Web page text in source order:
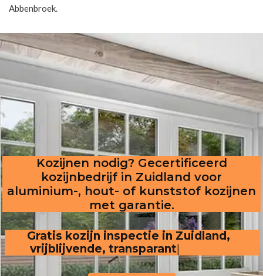
Abbenbroek.
Kozijnen nodig? Gecertificeerd
kozijnbedrijf in Zuidland voor
aluminium-, hout- of kunststof kozijnen
met garantie.
Gratis kozijn inspectie in Zuidland,
vrijblijvende, transparante offerte